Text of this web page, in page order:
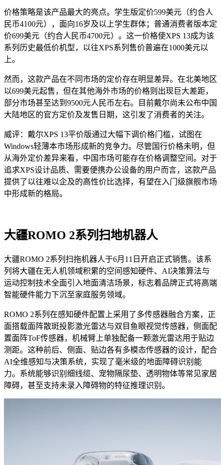
价格策略是该产品最大的亮点。学生版定价599美元（约合人
民币4100元），面向16岁及以上学生群体；普通消费者版本定
价699美元（约合人民币4700元）。这一价格使XPS 13成为该
系列历史最低价机型，以往XPS系列售价普遍在1000美元以
上。
然而，这款产品在不同市场的定价存在明显差异。在北美地区
以699美元起售，但在其他海外市场的价格则出现巨大差距，
部分市场甚至达到9500元人民币左右。目前戴尔尚未公布中国
大陆地区的官方定价及发售日期，这引发了消费者的关注。
威评：戴尔XPS 13平价版通过大幅下调价格门槛，试图在
Windows轻薄本市场形成新的竞争力。尽管国行价格未明，但
从海外定价差异来看，中国市场可能存在价格调整空间。对于
追求XPS设计品质、需要便携办公设备的用户而言，这款产品
提供了以往难以企及的高性价比选择，有望在入门级旗舰市场
中形成新的格局。
大疆ROMO 2系列扫地机器人
大疆ROMO 2系列扫拖机器人于6月11日开启正式销售。该系
列将大疆在无人机领域积累的空间感知硬件、AI决策算法与
运动控制技术全面引入地面清洁场景，标志着品牌正式将高端
智能硬件能力下沉至家庭服务领域。
ROMO 2系列在感知硬件配置上采用了多传感器融合方案，正
面搭载面阵散斑投影激光雷达与双目鱼眼视觉传感器，侧面配
置面阵ToF传感器，机械臂上单独配备一颗激光雷达用于贴边
测距。这种前后、侧面、贴边各有多模态传感器的设计，配合
AI全维感知与决策系统，实现了毫米级的地面障碍识别能
力。系统能够识别细线缆、宠物隔尿垫、透明物体等常见家居
障碍，甚至支持未录入障碍物的特征推理识别。